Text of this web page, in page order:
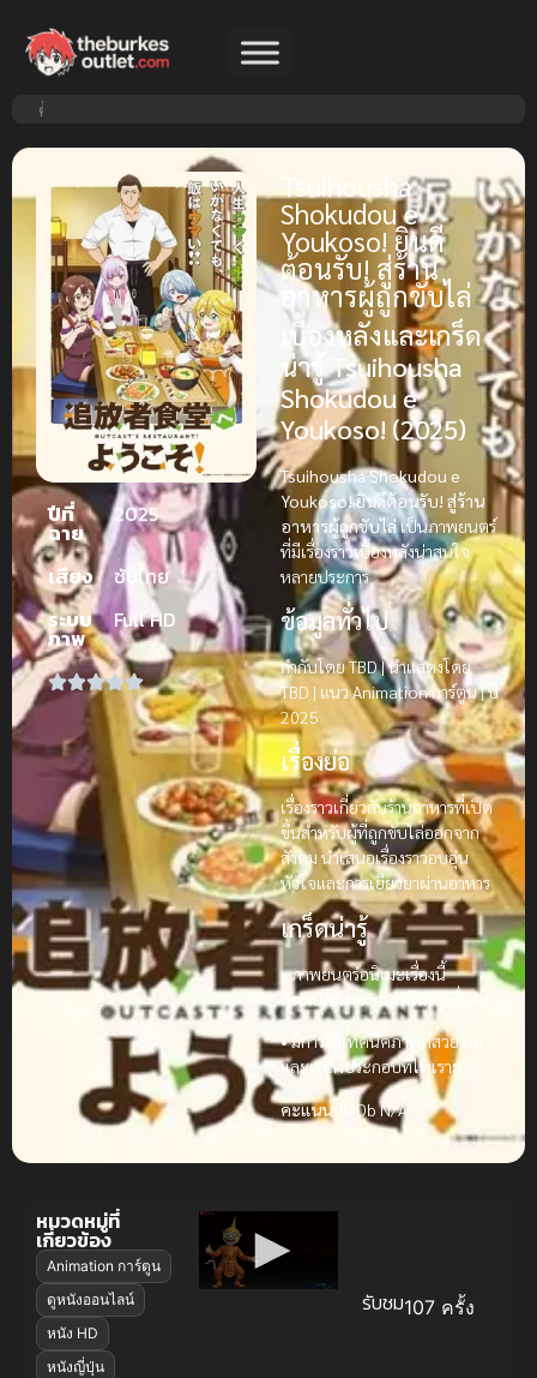
ปีที่
ฉาย
2025
เสียง
ซับไทย
ระบบ
ภาพ
Full HD
Tsuihousha
Shokudou e
Youkoso! ยินดี
ต้อนรับ! สู่ร้าน
อาหารผู้ถูกขับไล่
เบื้องหลังและเกร็ด
น่ารู้ Tsuihousha
Shokudou e
Youkoso! (2025)
Tsuihousha Shokudou e
Youkoso! ยินดีต้อนรับ! สู่ร้าน
อาหารผู้ถูกขับไล่เป็นภาพยนตร์
ที่มีเรื่องราวเบื้องหลังน่าสนใจ
หลายประการ
ข้อมูลทั่วไป
กำกับโดย TBD | นำแสดงโดย
TBD | แนว Animation การ์ตูน | ปี
2025
เรื่องย่อ
เรื่องราวเกี่ยวกับร้านอาหารที่เปิด
ขึ้นสำหรับผู้ที่ถูกขับไล่ออกจาก
สังคม นำเสนอเรื่องราวอบอุ่น
หัวใจและการเยียวยาผ่านอาหาร
เกร็ดน่ารู้
• ภาพยนตร์อนิเมะเรื่องนี้
ดัดแปลงมาจากไลท์โนเวลชื่อดัง
• มีการใช้เทคนิคภาพที่สวยงาม
และเพลงประกอบที่ไพเราะ
คะแนน: IMDb N/A
รับชม107 ครั้ง
หมวดหมู่ที่
เกี่ยวข้อง
Animation การ์ตูน
ดูหนังออนไลน์
หนัง HD
หนังญี่ปุ่น